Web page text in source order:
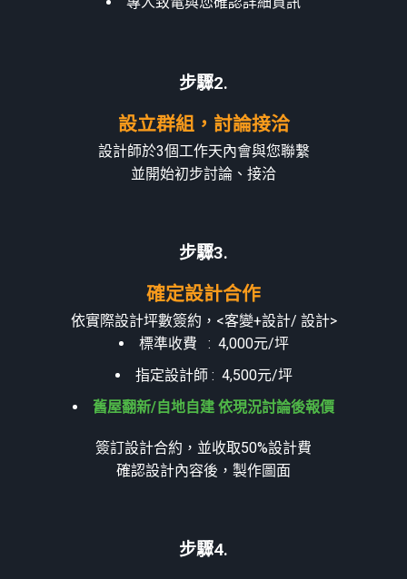
步驟2.​
設立群組，討論接洽
設計師於3個工作天內會與您聯繫
並開始初步討論、接洽
步驟3.
確定設計合作
依實際設計坪數簽約，<客變+設計/ 設計>
標準收費 : 4,000元/坪
指定設計師 : 4,500元/坪
舊屋翻新/自地自建 依現況討論後報價
簽訂設計合約，並收取50%設計費
確認設計內容後，製作圖面
步驟4. ​